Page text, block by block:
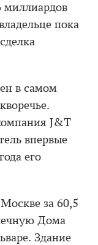
миллиардов
пока
в самом
J&T
впервые
его
за 60,5
Дома
Здание